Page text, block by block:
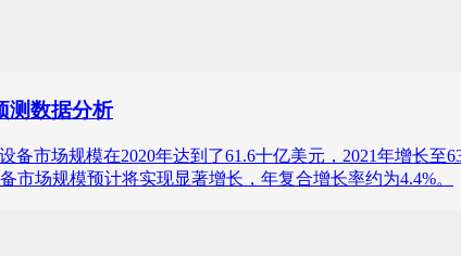
测数据分析
备市场规模在2020年达到了61.6十亿美元，2021年增长
市场规模预计将实现显著增长，年复合增长率约为4.4%。